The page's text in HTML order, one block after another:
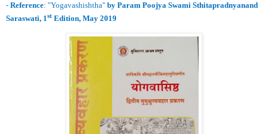
- Reference: "Yogavashishtha" by Param Poojya Swami Sthitapradnyanand
Saraswati, 1st Edition, May 2019